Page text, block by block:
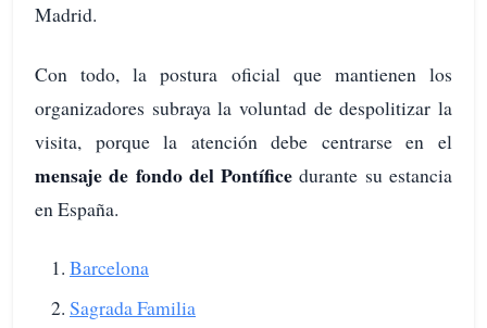
Madrid.
Con todo, la postura oficial que mantienen los
organizadores subraya la voluntad de despolitizar la
visita, porque la atención debe centrarse en el
mensaje de fondo del Pontíficedurante su estancia
en España.
Barcelona
Sagrada Familia